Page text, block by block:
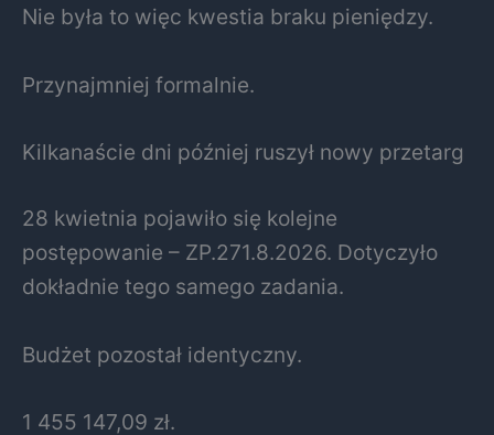
Nie była to więc kwestia braku pieniędzy.
Przynajmniej formalnie.
Kilkanaście dni później ruszył nowy przetarg
28 kwietnia pojawiło się kolejne
postępowanie – ZP.271.8.2026. Dotyczyło
dokładnie tego samego zadania.
Budżet pozostał identyczny.
1 455 147,09 zł.